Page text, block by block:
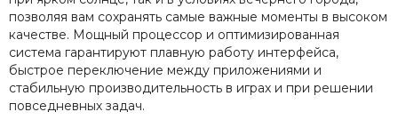
позволяя вам сохранять самые важные моменты в высоком
качестве. Мощный процессор и оптимизированная
система гарантируют плавную работу интерфейса,
быстрое переключение между приложениями и
стабильную производительность в играх и при решении
повседневных задач.